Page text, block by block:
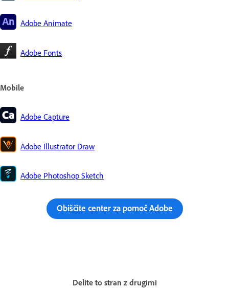
Adobe Animate
Adobe Fonts
Mobile
Adobe Capture
Adobe Illustrator Draw
Adobe Photoshop Sketch
Obiščite center za pomoč Adobe
Delite to stran z drugimi